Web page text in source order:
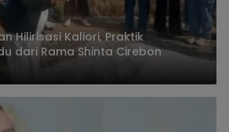
Hilirisasi Kaliori, Praktik
dari Rama Shinta Cirebon